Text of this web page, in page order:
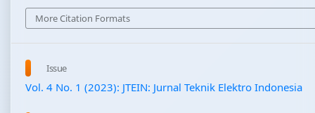
More Citation Formats
Issue
Vol. 4 No. 1 (2023): JTEIN: Jurnal Teknik Elektro Indonesia